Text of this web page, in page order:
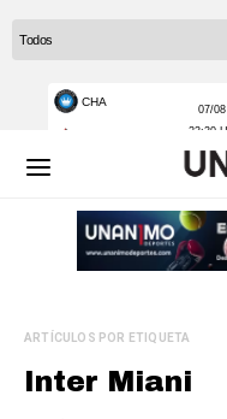
ARTÍCULOS POR ETIQUETA
Inter Miani